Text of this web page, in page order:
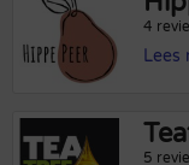
4
Lees
5